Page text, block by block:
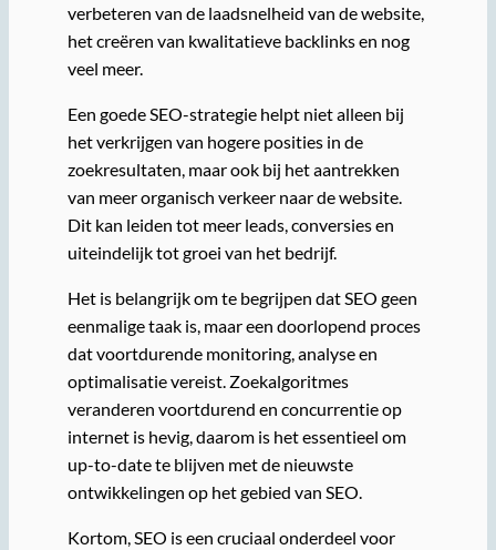
verbeteren van de laadsnelheid van de website,
het creëren van kwalitatieve backlinks en nog
veel meer.
Een goede SEO-strategie helpt niet alleen bij
het verkrijgen van hogere posities in de
zoekresultaten, maar ook bij het aantrekken
van meer organisch verkeer naar de website.
Dit kan leiden tot meer leads, conversies en
uiteindelijk tot groei van het bedrijf.
Het is belangrijk om te begrijpen dat SEO geen
eenmalige taak is, maar een doorlopend proces
dat voortdurende monitoring, analyse en
optimalisatie vereist. Zoekalgoritmes
veranderen voortdurend en concurrentie op
internet is hevig, daarom is het essentieel om
up-to-date te blijven met de nieuwste
ontwikkelingen op het gebied van SEO.
Kortom, SEO is een cruciaal onderdeel voor